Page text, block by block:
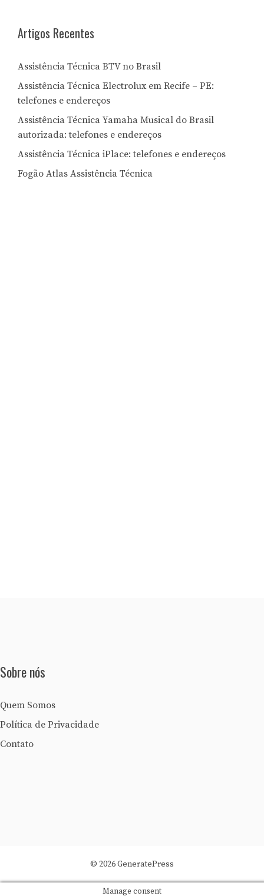
Artigos Recentes
Assistência Técnica BTV no Brasil
Assistência Técnica Electrolux em Recife – PE:
telefones e endereços
Assistência Técnica Yamaha Musical do Brasil
autorizada: telefones e endereços
Assistência Técnica iPlace: telefones e endereços
Fogão Atlas Assistência Técnica
Sobre nós
Quem Somos
Política de Privacidade
Contato
© 2026 GeneratePress
Manage consent